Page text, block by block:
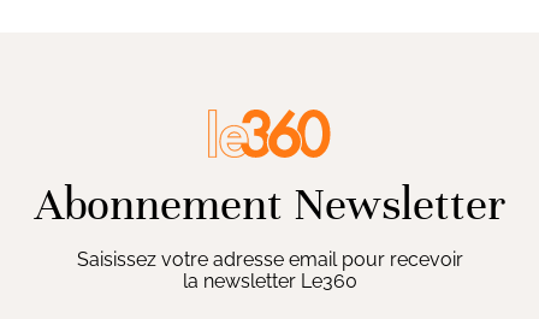
Abonnement Newsletter
Saisissez votre adresse email pour recevoir
la newsletter Le360